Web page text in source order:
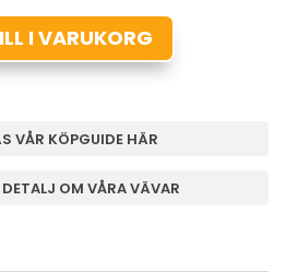
I VARUKORG
VÅR KÖPGUIDE HÄR
OM VÅRA VÄVAR